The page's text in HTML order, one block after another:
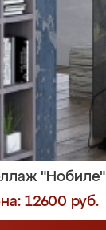
"Нобиле"
12600 руб.